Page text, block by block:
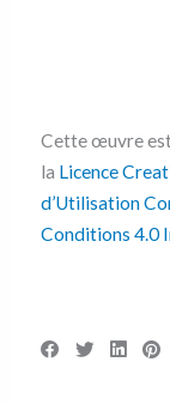
Cette œuvre
la Licence
d’Utilisation
Conditions 4.0